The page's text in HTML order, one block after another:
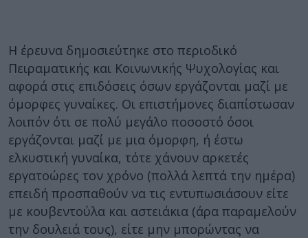
Η έρευνα δημοσιεύτηκε στο περιοδικό
Πειραματικής και Κοινωνικής Ψυχολογίας και
αφορά στις επιδόσεις όσων εργάζονται μαζί με
όμορφες γυναίκες. Οι επιστήμονες διαπίστωσαν
λοιπόν ότι σε πολύ μεγάλο ποσοστό όσοι
εργάζονται μαζί με μια όμορφη, ή έστω
ελκυστική γυναίκα, τότε χάνουν αρκετές
εργατοώρες τον χρόνο (πολλά λεπτά την ημέρα)
επειδή προσπαθούν να τις εντυπωσιάσουν είτε
με κουβεντούλα και αστειάκια (άρα παραμελούν
την δουλειά τους), είτε μην μπορώντας να